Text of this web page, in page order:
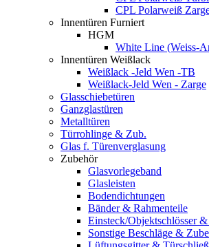
CPL Polarweiß
Innentüren Furniert
HGM
White Line (Weiss-
Innentüren Weißlack
Weißlack -Jeld Wen -TB
Weißlack-Jeld Wen - Zarge
Glasschiebetüren
Ganzglastüren
Metalltüren
Türrohlinge & Zub.
Glas f. Türenverglasung
Zubehör
Glasvorlegeband
Glasleisten
Bodendichtungen
Bänder & Rahmenteile
Einsteck/Objektschlösser
Sonstige Beschläge &